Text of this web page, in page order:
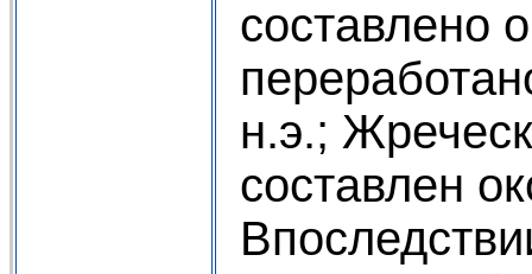
составлено
н.э.;
составлен